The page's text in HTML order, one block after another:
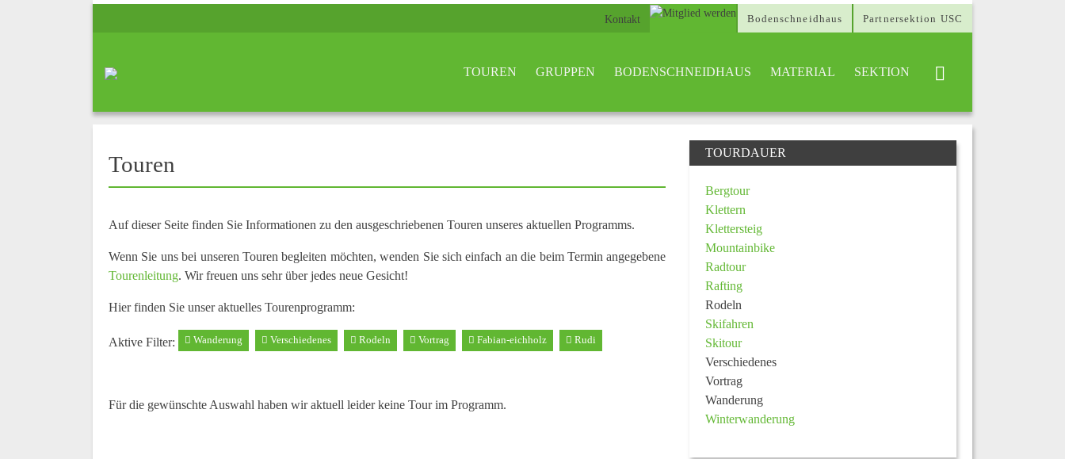
Kontakt Bodenschneidhaus Partnersektion USC
TOUREN GRUPPEN BODENSCHNEIDHAUS MATERIAL SEKTION
Touren
Auf dieser Seite finden Sie Informationen zu den ausgeschriebenen Touren unseres aktuellen Programms.
Wenn Sie uns bei unseren Touren begleiten möchten, wenden Sie sich einfach an die beim Termin angegebene
Tourenleitung. Wir freuen uns sehr über jedes neue Gesicht!
Hier finden Sie unser aktuelles Tourenprogramm:
Aktive Filter: Wanderung Verschiedenes Rodeln Vortrag Fabian-eichholz Rudi
Für die gewünschte Auswahl haben wir aktuell leider keine Tour im Programm.
TOURDAUER
Bergtour
Klettern
Klettersteig
Mountainbike
Radtour
Rafting
Rodeln
Skifahren
Skitour
Verschiedenes
Vortrag
Wanderung
Winterwanderung